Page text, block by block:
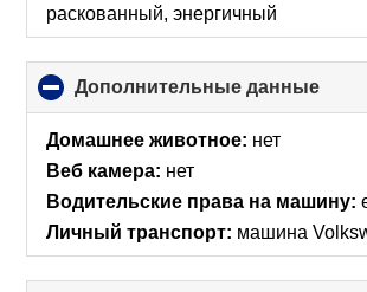
раскованный, энергичный
Дополнительные данные
to
Домашнее животное: нет
Веб камера: нет
Водительские права на машину:
Личный транспорт: машина